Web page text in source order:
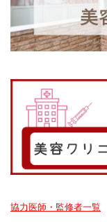
協力医師・監修者一覧